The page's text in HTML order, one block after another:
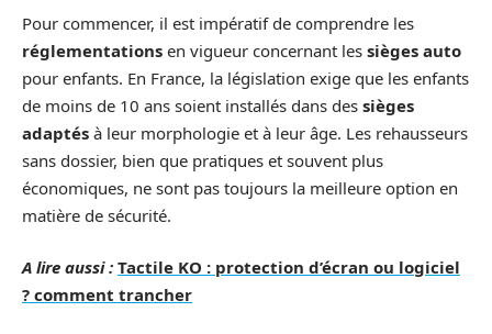
Pour commencer, il est impératif de comprendre les
réglementations en vigueur concernant les sièges auto
pour enfants. En France, la législation exige que les enfants
de moins de 10 ans soient installés dans des sièges
adaptés à leur morphologie et à leur âge. Les rehausseurs
sans dossier, bien que pratiques et souvent plus
économiques, ne sont pas toujours la meilleure option en
matière de sécurité.
A lire aussi : Tactile KO : protection d’écran ou logiciel
? comment trancher